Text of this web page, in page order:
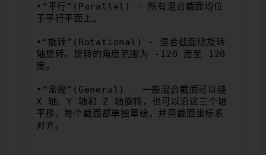
•“平行”(Parallel) - 所有混合截面均位
于平行平面上。
•“旋转”(Rotational) - 混合截面绕旋转
轴旋转。旋转的角度范围为 -120 度至 120
度。
•“常规”(General) - 一般混合截面可以绕
X 轴、y 轴和 Z 轴旋转，也可以沿这三个轴
平移。每个截面都单独草绘，并用截面坐标系
对齐。